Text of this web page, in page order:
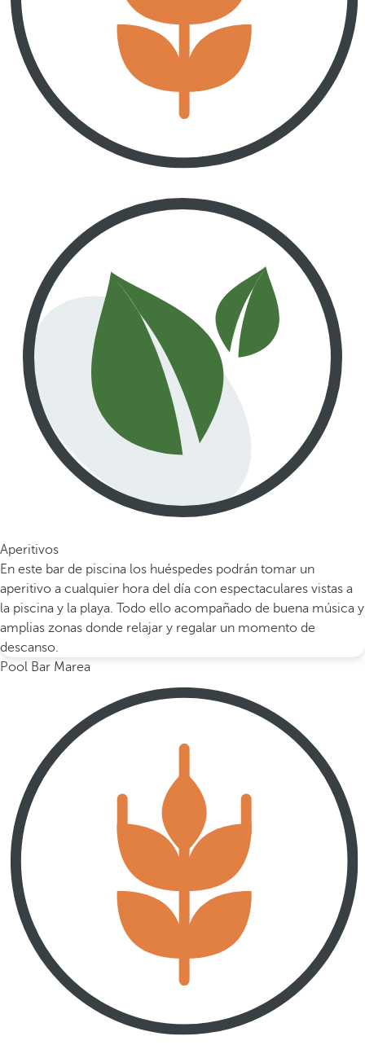
Aperitivos
En este bar de piscina los huéspedes podrán tomar un
aperitivo a cualquier hora del día con espectaculares vistas a
la piscina y la playa. Todo ello acompañado de buena música y
amplias zonas donde relajar y regalar un momento de
descanso.
Pool Bar Marea